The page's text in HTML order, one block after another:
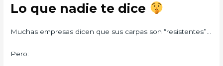
Lo que nadie te dice
Muchas empresas dicen que sus carpas son “resistentes”…
Pero: